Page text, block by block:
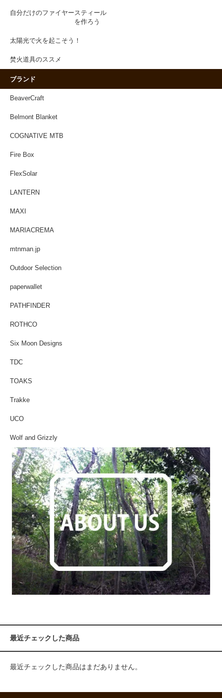
自分だけのファイヤースティール
を作ろう
太陽光で火を起こそう！
焚火道具のススメ
ブランド
BeaverCraft
Belmont Blanket
COGNATIVE MTB
Fire Box
FlexSolar
LANTERN
MAXI
MARIACREMA
mtnman.jp
Outdoor Selection
paperwallet
PATHFINDER
ROTHCO
Six Moon Designs
TDC
TOAKS
Trakke
UCO
Wolf and Grizzly
最近チェックした商品
最近チェックした商品はまだありません。